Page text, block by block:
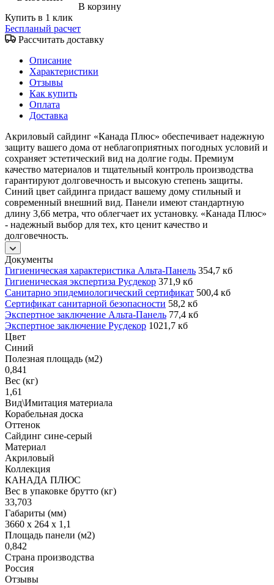
В корзину
Купить в 1 клик
Беспланый расчет
Рассчитать доставку
Описание
Характеристики
Отзывы
Как купить
Оплата
Доставка
Акриловый сайдинг «Канада Плюс» обеспечивает надежную
защиту вашего дома от неблагоприятных погодных условий и
сохраняет эстетический вид на долгие годы. Премиум
качество материалов и тщательный контроль производства
гарантируют долговечность и высокую степень защиты.
Синий цвет сайдинга придаст вашему дому стильный и
современный внешний вид. Панели имеют стандартную
длину 3,66 метра, что облегчает их установку. «Канада Плюс»
- надежный выбор для тех, кто ценит качество и
долговечность.
Документы
Гигиеническая характеристика Альта-Панель 354,7 кб
Гигиеническая экспертиза Русдекор 371,9 кб
Санитарно эпидемиологический сертификат 500,4 кб
Сертификат санитарной безопасности 58,2 кб
Экспертное заключение Альта-Панель 77,4 кб
Экспертное заключение Русдекор 1021,7 кб
Цвет
Синий
Полезная площадь (м2)
0,841
Вес (кг)
1,61
Вид\Имитация материала
Корабельная доска
Оттенок
Сайдинг сине-серый
Материал
Акриловый
Коллекция
КАНАДА ПЛЮС
Вес в упаковке брутто (кг)
33,703
Габариты (мм)
3660 x 264 x 1,1
Площадь панели (м2)
0,842
Страна производства
Россия
Отзывы